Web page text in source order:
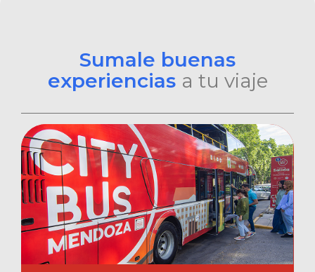
Sumale buenas
experiencias a tu viaje